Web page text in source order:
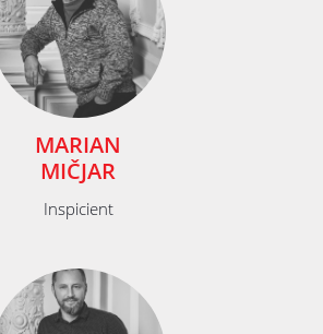
MARIAN
MIČJAR
Inspicient